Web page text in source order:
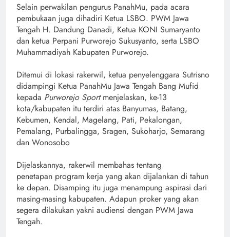
Selain perwakilan pengurus PanahMu, pada acara
pembukaan juga dihadiri Ketua LSBO. PWM Jawa
Tengah H. Dandung Danadi, Ketua KONI Sumaryanto
dan ketua Perpani Purworejo Sukusyanto, serta LSBO
Muhammadiyah Kabupaten Purworejo.
Ditemui di lokasi rakerwil, ketua penyelenggara Sutrisno
didampingi Ketua PanahMu Jawa Tengah Bang Mufid
kepada Purworejo Sportmenjelaskan, ke-13
kota/kabupaten itu terdiri atas Banyumas, Batang,
Kebumen, Kendal, Magelang, Pati, Pekalongan,
Pemalang, Purbalingga, Sragen, Sukoharjo, Semarang
dan Wonosobo
Dijelaskannya, rakerwil membahas tentang
penetapan program kerja yang akan dijalankan di tahun
ke depan. Disamping itu juga menampung aspirasi dari
masing-masing kabupaten. Adapun proker yang akan
segera dilakukan yakni audiensi dengan PWM Jawa
Tengah.